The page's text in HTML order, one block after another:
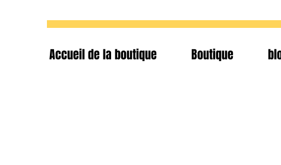
Accueil de la boutique Boutique